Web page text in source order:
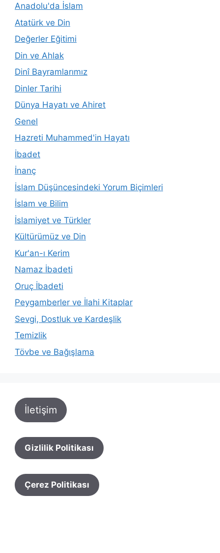
Anadolu'da İslam
Atatürk ve Din
Değerler Eğitimi
Din ve Ahlak
Dinî Bayramlarımız
Dinler Tarihi
Dünya Hayatı ve Ahiret
Genel
Hazreti Muhammed'in Hayatı
İbadet
İnanç
İslam Düşüncesindeki Yorum Biçimleri
İslam ve Bilim
İslamiyet ve Türkler
Kültürümüz ve Din
Kur'an-ı Kerim
Namaz İbadeti
Oruç İbadeti
Peygamberler ve İlahi Kitaplar
Sevgi, Dostluk ve Kardeşlik
Temizlik
Tövbe ve Bağışlama
İletişim
Gizlilik Politikası
Çerez Politikası